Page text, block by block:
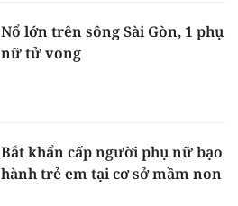
Nổ lớn trên sông Sài Gòn, 1 phụ
nữ tử vong
Bắt khẩn cấp người phụ nữ bạo
hành trẻ em tại cơ sở mầm non